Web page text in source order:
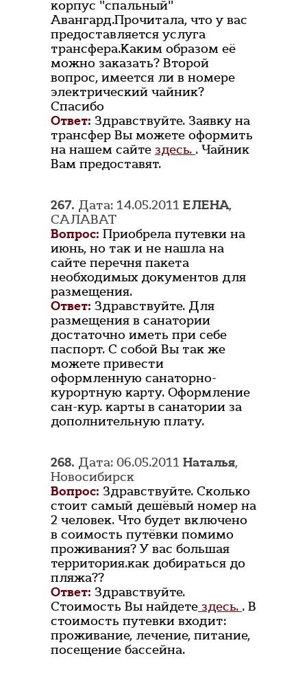
корпус "спальный"
Авангард.Прочитала, что у вас
предоставляется услуга
трансфера.Каким образом её
можно заказать? Второй
вопрос, имеется ли в номере
электрический чайник?
Спасибо
Ответ: Здравствуйте. Заявку на
трансфер Вы можете оформить
на нашем сайте здесь. . Чайник
Вам предоставят.
267. Дата: 14.05.2011 ЕЛЕНА,
САЛАВАТ
Вопрос: Приобрела путевки на
июнь, но так и не нашла на
сайте перечня пакета
необходимых документов для
размещения.
Ответ: Здравствуйте. Для
размещения в санатории
достаточно иметь при себе
паспорт. С собой Вы так же
можете привести
оформленную санаторно-
курортную карту. Оформление
сан-кур. карты в санатории за
дополнительную плату.
268. Дата: 06.05.2011 Наталья,
Новосибирск
Вопрос: Здравствуйте. Сколько
стоит самый дешёвый номер на
2 человек. Что будет включено
в соимость путёвки помимо
проживания? У вас большая
территория.как добираться до
пляжа??
Ответ: Здравствуйте.
Стоимость Вы найдете здесь. . В
стоимость путевки входит:
проживание, лечение, питание,
посещение бассейна.